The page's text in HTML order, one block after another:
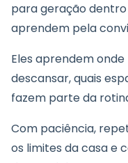
para geração
aprendem pela
Eles aprendem
descansar, quais
fazem parte da
Com paciência,
os limites da casa e